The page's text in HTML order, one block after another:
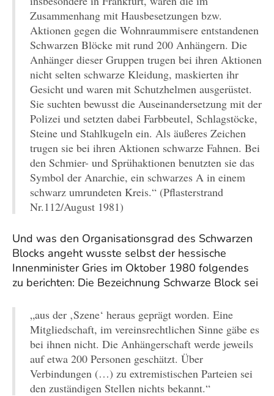
Zusammenhang mit Hausbesetzungen bzw.
Aktionen gegen die Wohnraummisere entstandenen
Schwarzen Blöcke mit rund 200 Anhängern. Die
Anhänger dieser Gruppen trugen bei ihren Aktionen
nicht selten schwarze Kleidung, maskierten ihr
Gesicht und waren mit Schutzhelmen ausgerüstet.
Sie suchten bewusst die Auseinandersetzung mit der
Polizei und setzten dabei Farbbeutel, Schlagstöcke,
Steine und Stahlkugeln ein. Als äußeres Zeichen
trugen sie bei ihren Aktionen schwarze Fahnen. Bei
den Schmier- und Sprühaktionen benutzten sie das
Symbol der Anarchie, ein schwarzes A in einem
schwarz umrundeten Kreis.“ (Pflasterstrand
Nr.112/August 1981)
Und was den Organisationsgrad des Schwarzen
Blocks angeht wusste selbst der hessische
Innenminister Gries im Oktober 1980 folgendes
zu berichten: Die Bezeichnung Schwarze Block sei
„aus der ‚Szene‘ heraus geprägt worden. Eine
Mitgliedschaft, im vereinsrechtlichen Sinne gäbe es
bei ihnen nicht. Die Anhängerschaft werde jeweils
auf etwa 200 Personen geschätzt. Über
Verbindungen (…) zu extremistischen Parteien sei
den zuständigen Stellen nichts bekannt.“